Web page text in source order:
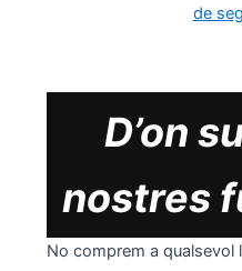
de
D’on
nostres
No comprem a qualsevol